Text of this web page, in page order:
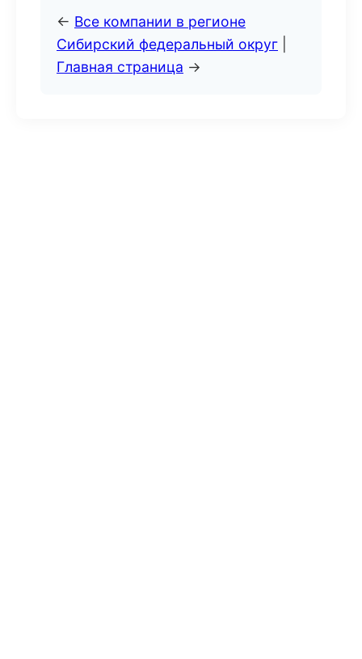
← Все компании в регионе
Сибирский федеральный округ
Главная страница →